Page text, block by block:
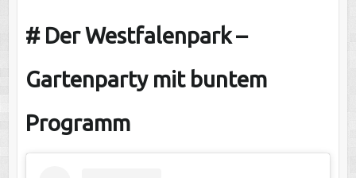
# Der Westfalenpark –
Gartenparty mit buntem
Programm